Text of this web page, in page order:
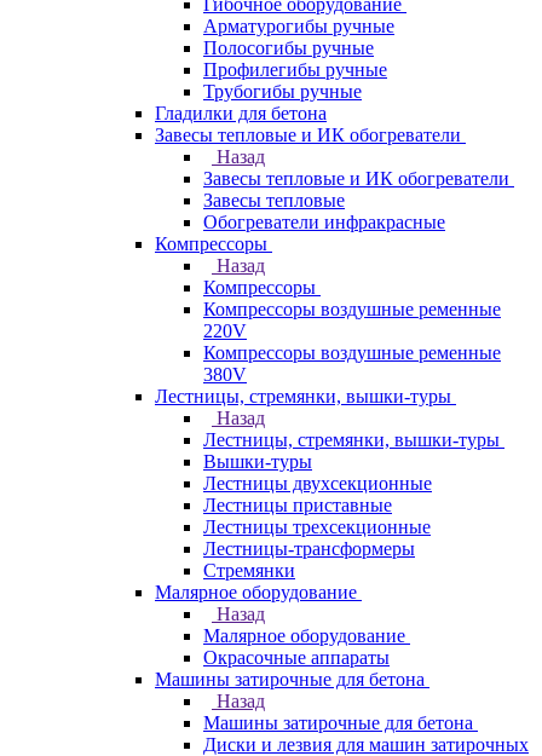
Гибочное оборудование
Арматурогибы ручные
Полосогибы ручные
Профилегибы ручные
Трубогибы ручные
Гладилки для бетона
Завесы тепловые и ИК обогреватели
Назад
Завесы тепловые и ИК обогреватели
Завесы тепловые
Обогреватели инфракрасные
Компрессоры
Назад
Компрессоры
Компрессоры воздушные ременные
220V
Компрессоры воздушные ременные
380V
Лестницы, стремянки, вышки-туры
Назад
Лестницы, стремянки, вышки-туры
Вышки-туры
Лестницы двухсекционные
Лестницы приставные
Лестницы трехсекционные
Лестницы-трансформеры
Стремянки
Малярное оборудование
Назад
Малярное оборудование
Окрасочные аппараты
Машины затирочные для бетона
Назад
Машины затирочные для бетона
Диски и лезвия для машин затирочных